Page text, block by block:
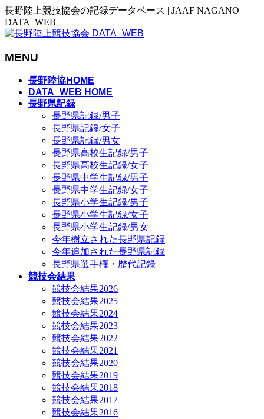
長野陸上競技協会の記録データベース | JAAF NAGANO
DATA_WEB
MENU
長野陸協HOME
DATA_WEB HOME
長野県記録
長野県記録/男子
長野県記録/女子
長野県記録/男女
長野県高校生記録/男子
長野県高校生記録/女子
長野県中学生記録/男子
長野県中学生記録/女子
長野県小学生記録/男子
長野県小学生記録/女子
長野県小学生記録/男女
今年樹立された長野県記録
今年追加された長野県記録
長野県選手権・歴代記録
競技会結果
競技会結果2026
競技会結果2025
競技会結果2024
競技会結果2023
競技会結果2022
競技会結果2021
競技会結果2020
競技会結果2019
競技会結果2018
競技会結果2017
競技会結果2016